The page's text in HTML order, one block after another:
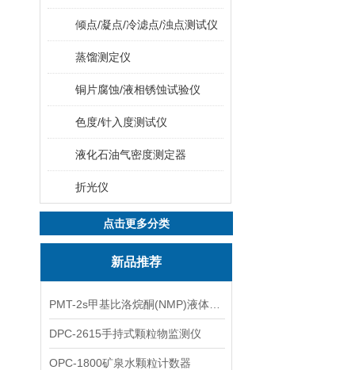
倾点/凝点/冷滤点/浊点测试仪
蒸馏测定仪
铜片腐蚀/液相锈蚀试验仪
色度/针入度测试仪
液化石油气密度测定器
折光仪
点击更多分类
新品推荐
DPC-2615手持式颗粒物监测仪
OPC-1800矿泉水颗粒计数器